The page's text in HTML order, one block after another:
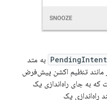
PendingIntent به متد
مانند تنظیم اکشن پیش‌فرض
که به جای راه‌اندازی یک
راه‌اندازی یک